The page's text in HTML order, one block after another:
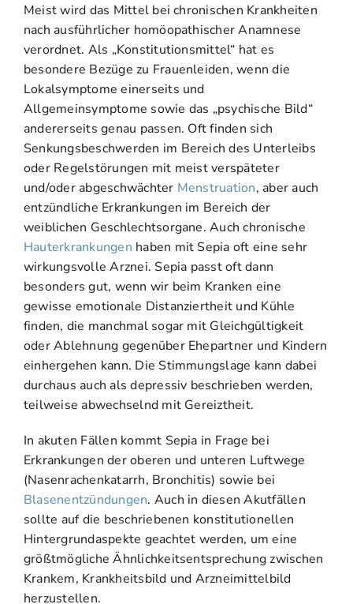
Meist wird das Mittel bei chronischen Krankheiten
nach ausführlicher homöopathischer Anamnese
verordnet. Als „Konstitutionsmittel“ hat es
besondere Bezüge zu Frauenleiden, wenn die
Lokalsymptome einerseits und
Allgemeinsymptome sowie das „psychische Bild“
andererseits genau passen. Oft finden sich
Senkungsbeschwerden im Bereich des Unterleibs
oder Regelstörungen mit meist verspäteter
und/oder abgeschwächter Menstruation, aber auch
entzündliche Erkrankungen im Bereich der
weiblichen Geschlechtsorgane. Auch chronische
Hauterkrankungen haben mit Sepia oft eine sehr
wirkungsvolle Arznei. Sepia passt oft dann
besonders gut, wenn wir beim Kranken eine
gewisse emotionale Distanziertheit und Kühle
finden, die manchmal sogar mit Gleichgültigkeit
oder Ablehnung gegenüber Ehepartner und Kindern
einhergehen kann. Die Stimmungslage kann dabei
durchaus auch als depressiv beschrieben werden,
teilweise abwechselnd mit Gereiztheit.
In akuten Fällen kommt Sepia in Frage bei
Erkrankungen der oberen und unteren Luftwege
(Nasenrachenkatarrh, Bronchitis) sowie bei
Blasenentzündungen. Auch in diesen Akutfällen
sollte auf die beschriebenen konstitutionellen
Hintergrundaspekte geachtet werden, um eine
größtmögliche Ähnlichkeitsentsprechung zwischen
Krankem, Krankheitsbild und Arzneimittelbild
herzustellen.